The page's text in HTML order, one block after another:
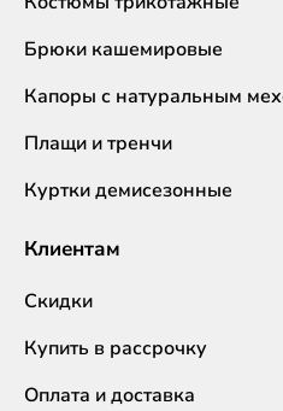
Брюки кашемировые
Капоры с натуральным
Плащи и тренчи
Куртки демисезонные
Клиентам
Скидки
Купить в рассрочку
Оплата и доставка